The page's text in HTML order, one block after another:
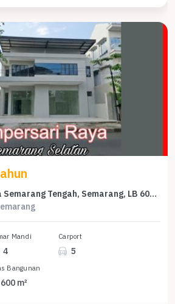
Hunian Sewaan Area Semarang Tengah, Semarang, LB 600m², KT
Mandi
4
Carport
5
Bangunan
600 m²